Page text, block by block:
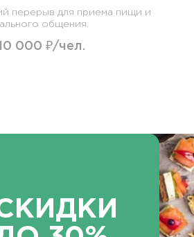
перерыв для приема пищи и
общения.
000 ₽/чел.